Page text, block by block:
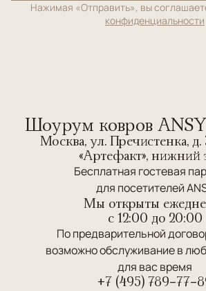
Нажимая «Отправить», вы
конфиденциальности
Шоурум ковров
Москва, ул. Пречистенка, д.
«Артефакт», нижний
Бесплатная гостевая
для посетителей
Мы открыты
c 12:00 до 20:00
По предварительной
возможно обслуживание в
для вас время
+7 (495) 789-77-